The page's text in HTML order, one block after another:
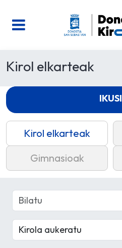
Kirol elkarteak
Kirol elkarteak
Gimnasioak
IKUSI